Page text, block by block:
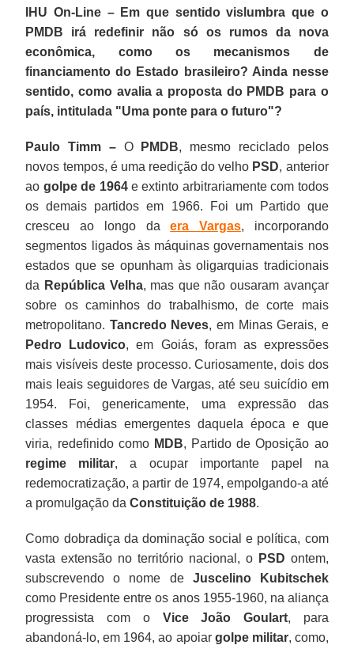
IHU On-Line – Em que sentido vislumbra que o
PMDB irá redefinir não só os rumos da nova
econômica, como os mecanismos de
financiamento do Estado brasileiro? Ainda nesse
sentido, como avalia a proposta do PMDB para o
país, intitulada "Uma ponte para o futuro"?
Paulo Timm –O PMDB, mesmo reciclado pelos
novos tempos, é uma reedição do velho PSD, anterior
ao golpe de 1964e extinto arbitrariamente com todos
os demais partidos em 1966. Foi um Partido que
cresceu ao longo daera Vargas, incorporando
segmentos ligados às máquinas governamentais nos
estados que se opunham às oligarquias tradicionais
da República Velha, mas que não ousaram avançar
sobre os caminhos do trabalhismo, de corte mais
metropolitano. Tancredo Neves, em Minas Gerais, e
Pedro Ludovico, em Goiás, foram as expressões
mais visíveis deste processo. Curiosamente, dois dos
mais leais seguidores de Vargas, até seu suicídio em
1954. Foi, genericamente, uma expressão das
classes médias emergentes daquela época e que
viria, redefinido como MDB, Partido de Oposição ao
regime militar, a ocupar importante papel na
redemocratização, a partir de 1974, empolgando-a até
a promulgação daConstituição de 1988.
Como dobradiça da dominação social e política, com
vasta extensão no território nacional, oPSD ontem,
subscrevendo o nome deJuscelino Kubitschek
como Presidente entre os anos 1955-1960, na aliança
progressista com o Vice João Goulart, para
abandoná-lo, em 1964, ao apoiar golpe militar, como,